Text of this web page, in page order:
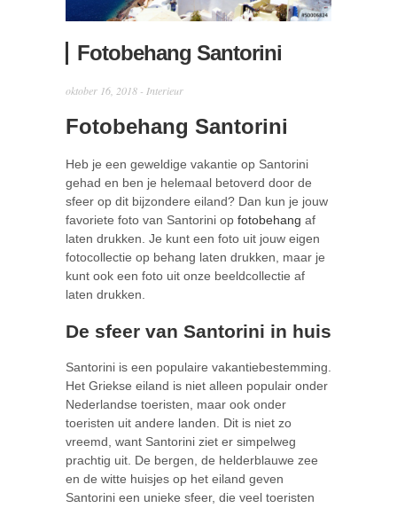
Fotobehang Santorini
oktober 16, 2018 - Interieur
Fotobehang Santorini
Heb je een geweldige vakantie op Santorini
gehad en ben je helemaal betoverd door de
sfeer op dit bijzondere eiland? Dan kun je jouw
favoriete foto van Santorini op fotobehang af
laten drukken. Je kunt een foto uit jouw eigen
fotocollectie op behang laten drukken, maar je
kunt ook een foto uit onze beeldcollectie af
laten drukken.
De sfeer van Santorini in huis
Santorini is een populaire vakantiebestemming.
Het Griekse eiland is niet alleen populair onder
Nederlandse toeristen, maar ook onder
toeristen uit andere landen. Dit is niet zo
vreemd, want Santorini ziet er simpelweg
prachtig uit. De bergen, de helderblauwe zee
en de witte huisjes op het eiland geven
Santorini een unieke sfeer, die veel toeristen